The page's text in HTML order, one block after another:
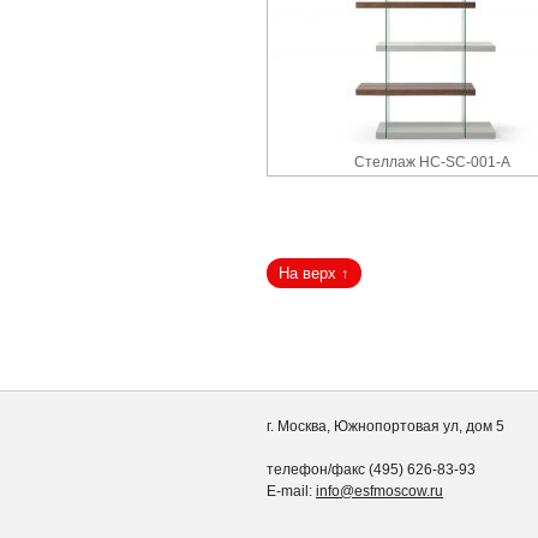
Стеллаж HC-SC-001-A
г. Москва, Южнопортовая ул, дом 5
телефон/факс (495) 626-83-93
E-mail: info@esfmoscow.ru